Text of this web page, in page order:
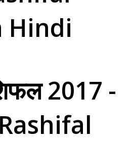
Hindi
2017 -